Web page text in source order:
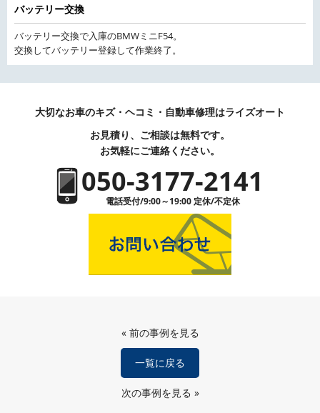
バッテリー交換
バッテリー交換で入庫のBMWミニF54。
交換してバッテリー登録して作業終了。
大切なお車のキズ・ヘコミ・自動車修理はライズオート
お見積り、ご相談は無料です。
お気軽にご連絡ください。
050-3177-2141
電話受付/9:00～19:00 定休/不定休
« 前の事例を見る
一覧に戻る
次の事例を見る »